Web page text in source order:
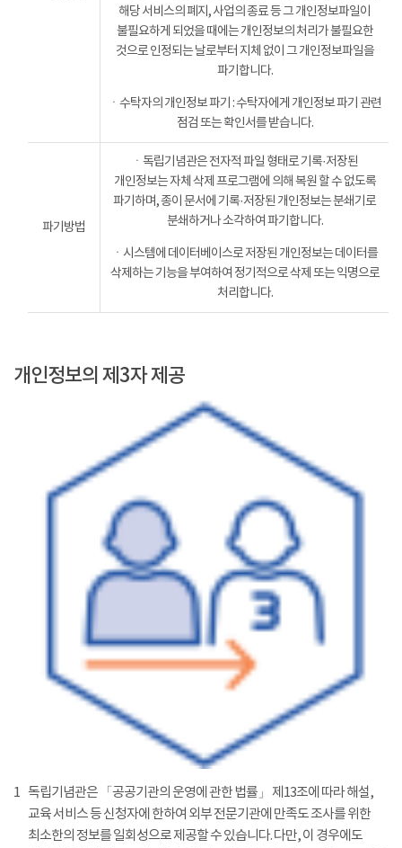
해당 서비스의 폐지, 사업의 종료 등 그 개인정보파일이
불필요하게 되었을 때에는 개인정보의 처리가 불필요한
것으로 인정되는 날로부터 지체 없이 그 개인정보파일을
파기합니다.
ㆍ수탁자의 개인정보 파기 : 수탁자에게 개인정보 파기 관련
점검 또는 확인서를 받습니다.
파기방법
ㆍ독립기념관은 전자적 파일 형태로 기록·저장된
개인정보는 자체 삭제 프로그램에 의해 복원 할 수 없도록
파기하며, 종이 문서에 기록·저장된 개인정보는 분쇄기로
분쇄하거나 소각하여 파기합니다.
ㆍ시스템에 데이터베이스로 저장된 개인정보는 데이터를
삭제하는 기능을 부여하여 정기적으로 삭제 또는 익명으로
처리합니다.
개인정보의 제3자 제공
1 독립기념관은 「공공기관의 운영에 관한 법률」 제13조에 따라 해설,
교육 서비스 등 신청자에 한하여 외부 전문기관에 만족도 조사를 위한
최소한의 정보를 일회성으로 제공할 수 있습니다. 다만, 이 경우에도